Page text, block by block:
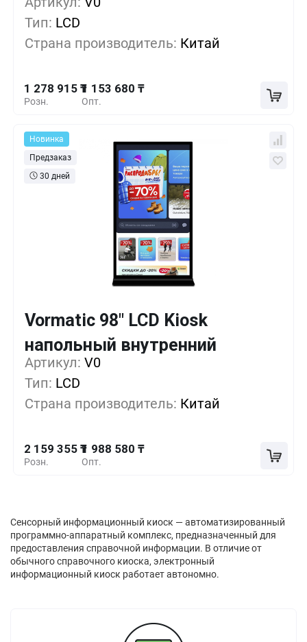
Тип: LCD
Страна производитель: Китай
Розн.
1 278 915 ₸
Опт.
1 153 680 ₸
5+
10+ -8%
Новинка
Предзаказ
30 дней
Vormatic 98" LCD Kiosk
напольный внутренний
Артикул: V0
Тип: LCD
Страна производитель: Китай
Розн.
2 159 355 ₸
Опт.
1 988 580 ₸
1+ 0%
5+
10+ -5%
Сенсорный информационный киоск — автоматизированный
программно-аппаратный комплекс, предназначенный для
предоставления справочной информации. В отличие от
обычного справочного киоска, электронный
информационный киоск работает автономно.